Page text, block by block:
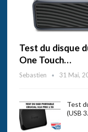
Test du disque
One Touch…
Sebastien 31 Mai,
Test
(USB